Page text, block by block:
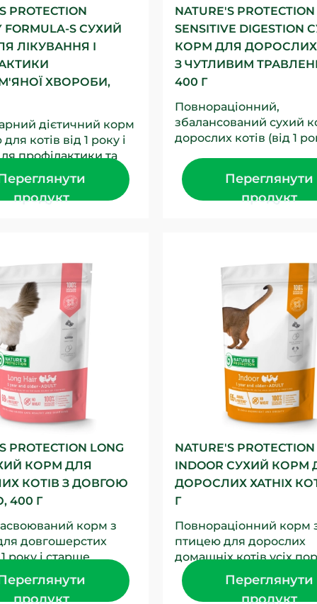
PROTECTION
FORMULA-S СУХИЙ
ЛІКУВАННЯ І
ХВОРОБИ,
дієтичний корм
котів від 1 року і
профілактики та
сечокам’яної
котів,...
продукт
NATURE'S PROTECTION
SENSITIVE DIGESTION
КОРМ ДЛЯ ДОРОСЛИХ
З ЧУТЛИВИМ
400 Г
Повнораціонний,
збалансований сухий
дорослих котів (від 1
шлунково-кишкового
Переглянути
продукт
PROTECTION LONG
КОРМ ДЛЯ
КОТІВ З ДОВГОЮ
400 Г
корм з
довгошерстих
1 року і старше
клітковиною та
уникнути...
продукт
NATURE'S PROTECTION
INDOOR СУХИЙ КОРМ
ДОРОСЛИХ ХАТНІХ
Г
Повнораціонний корм
птицею для дорослих
домашніх котів усіх
року і старше.
життєву енергію,
Переглянути
продукт